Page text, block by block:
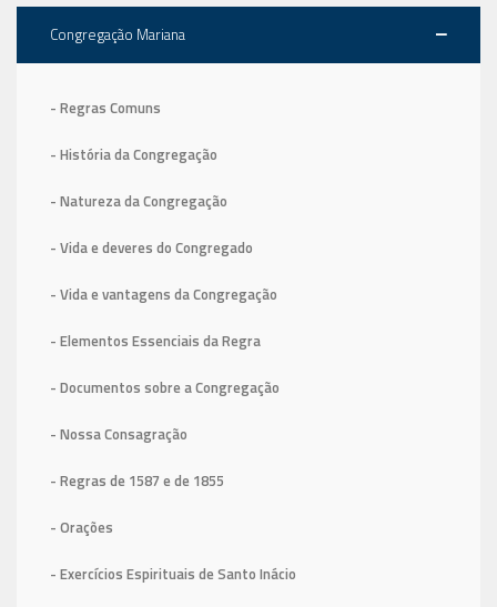
Congregação Mariana
- Regras Comuns
- História da Congregação
- Natureza da Congregação
- Vida e deveres do Congregado
- Vida e vantagens da Congregação
- Elementos Essenciais da Regra
- Documentos sobre a Congregação
- Nossa Consagração
- Regras de 1587 e de 1855
- Orações
- Exercícios Espirituais de Santo Inácio